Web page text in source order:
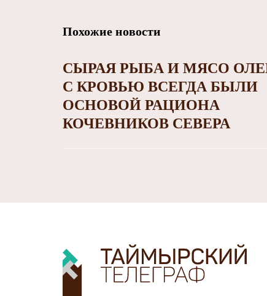
Похожие новости
СЫРАЯ РЫБА И МЯСО
С КРОВЬЮ ВСЕГДА БЫЛИ
ОСНОВОЙ РАЦИОНА
КОЧЕВНИКОВ СЕВЕРА